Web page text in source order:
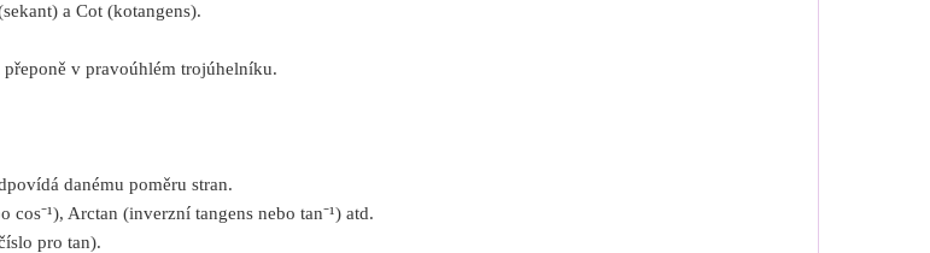
a Cot (kotangens).
v pravoúhlém trojúhelníku.
danému poměru stran.
Arctan (inverzní tangens nebo tan⁻¹) atd.
pro tan).